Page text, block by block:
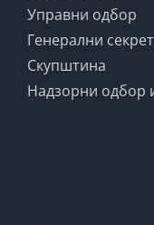
Управни одбор
Генерални
Скупштина
Надзорни одбор